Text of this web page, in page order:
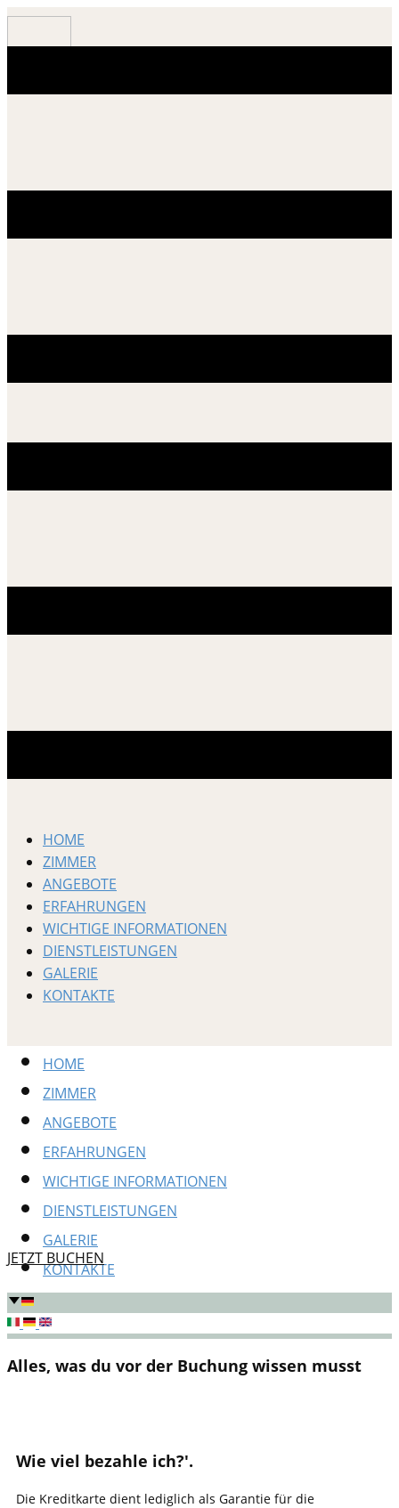
HOME
ZIMMER
ANGEBOTE
ERFAHRUNGEN
WICHTIGE INFORMATIONEN
DIENSTLEISTUNGEN
GALERIE
KONTAKTE
HOME
ZIMMER
ANGEBOTE
ERFAHRUNGEN
WICHTIGE INFORMATIONEN
DIENSTLEISTUNGEN
GALERIE
KONTAKTE
JETZT BUCHEN
​Alles, was du vor der Buchung wissen musst
​Wie viel bezahle ich?'.
​Die Kreditkarte dient lediglich als Garantie für die